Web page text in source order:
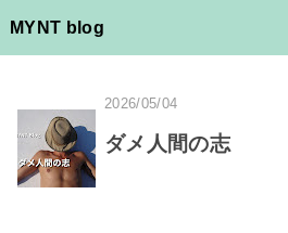
MYNT blog
2026/05/04
ダメ人間の志